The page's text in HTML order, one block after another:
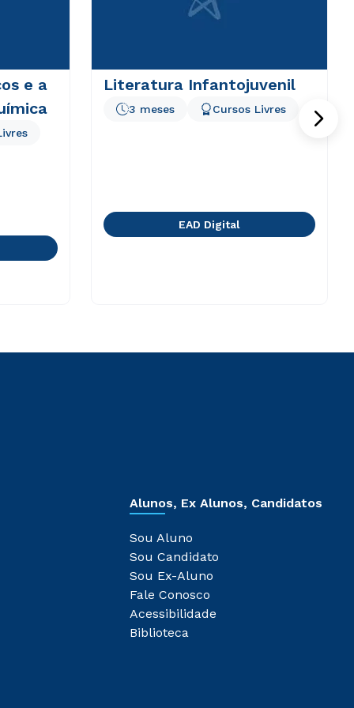
e a
Literatura Infantojuvenil
3 meses Cursos Livres
EAD Digital
Alunos, Ex Alunos, Candidatos
Sou Aluno
Sou Candidato
Sou Ex-Aluno
Fale Conosco
Acessibilidade
Biblioteca